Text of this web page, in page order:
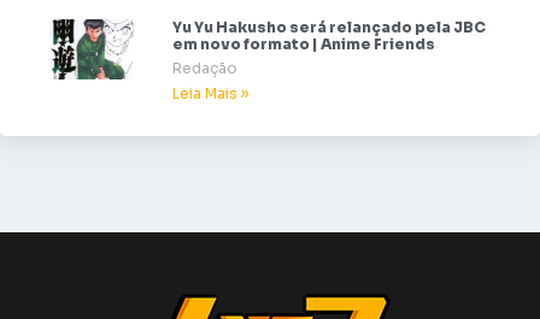
Yu Yu Hakusho será relançado pela JBC
em novo formato | Anime Friends
Redação
Leia Mais »